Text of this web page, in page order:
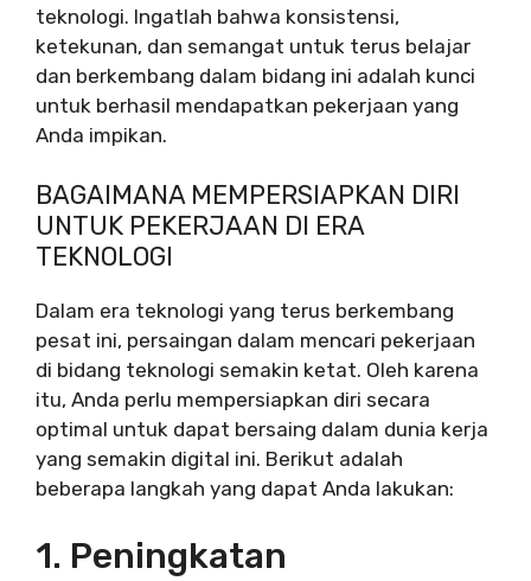
teknologi. Ingatlah bahwa konsistensi,
ketekunan, dan semangat untuk terus belajar
dan berkembang dalam bidang ini adalah kunci
untuk berhasil mendapatkan pekerjaan yang
Anda impikan.
BAGAIMANA MEMPERSIAPKAN DIRI
UNTUK PEKERJAAN DI ERA
TEKNOLOGI
Dalam era teknologi yang terus berkembang
pesat ini, persaingan dalam mencari pekerjaan
di bidang teknologi semakin ketat. Oleh karena
itu, Anda perlu mempersiapkan diri secara
optimal untuk dapat bersaing dalam dunia kerja
yang semakin digital ini. Berikut adalah
beberapa langkah yang dapat Anda lakukan:
1. Peningkatan